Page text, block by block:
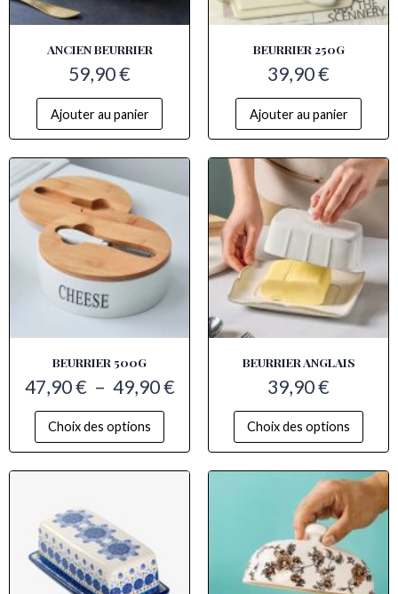
ANCIEN BEURRIER
59,90€
Ajouter au panier
BEURRIER 250G
39,90€
Ajouter au panier
BEURRIER 500G
47,90€ – 49,90€
Choix des options
BEURRIER ANGLAIS​
39,90€
Choix des options